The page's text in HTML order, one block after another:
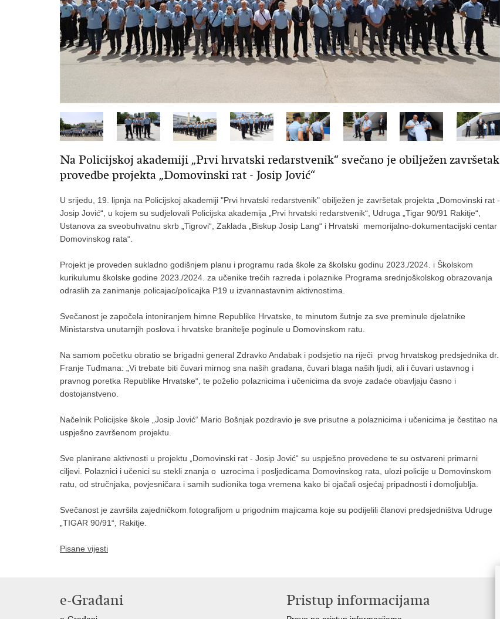
Na Policijskoj akademiji „Prvi hrvatski redarstvenik“ svečano je obilježen završetak
provedbe projekta „Domovinski rat - Josip Jović“
U srijedu, 19. lipnja na Policijskoj akademiji "Prvi hrvatski redarstvenik" obilježen je završetak projekta „Domovinski rat -
Josip Jović“, u kojem su sudjelovali Policijska akademija „Prvi hrvatski redarstvenik“, Udruga „Tigar 90/91 Rakitje“,
Ustanova za sveobuhvatnu skrb „Tigrovi“, Zaklada „Biskup Josip Lang“ i Hrvatski memorijalno-dokumentacijski centar
Domovinskog rata“.
Projekt je proveden sukladno godišnjem planu i programu rada škole za školsku godinu 2023./2024. i Školskom
kurikulumu školske godine 2023./2024. za učenike trećih razreda i polaznike Programa srednjoškolskog obrazovanja
odraslih za zanimanje policajac/policajka P19 u izvannastavnim aktivnostima.
Svečanost je započela intoniranjem himne Republike Hrvatske, te minutom šutnje za sve preminule djelatnike
Ministarstva unutarnjih poslova i hrvatske branitelje poginule u Domovinskom ratu.
Na samom početku obratio se brigadni general Zdravko Andabak i podsjetio na riječi prvog hrvatskog predsjednika dr.
Franje Tuđmana: „Vi trebate biti čuvari mirnog sna naših građana, čuvari blaga naših ljudi, ali i čuvari ustavnog i
pravnog poretka Republike Hrvatske“, te poželio polaznicima i učenicima da svoje zadaće obavljaju časno i
dostojanstveno.
Načelnik Policijske škole „Josip Jović“ Mario Bošnjak pozdravio je sve prisutne a polaznicima i učenicima je čestitao na
uspješno završenom projektu.
Sve planirane aktivnosti u projektu „Domovinski rat - Josip Jović“ su uspješno provedene te su ostvareni primarni
ciljevi. Polaznici i učenici su stekli znanja o uzrocima i posljedicama Domovinskog rata, ulozi policije u Domovinskom
ratu, od stručnjaka, povjesničara i samih sudionika toga vremena kako bi ojačali osjećaj pripadnosti i domoljublja.
Svečanost je završila zajedničkom fotografijom u prigodnim majicama koje su podijelili članovi predsjedništva Udruge
„TIGAR 90/91“, Rakitje.
Pisane vijesti
e-Građani Pristup informacijama